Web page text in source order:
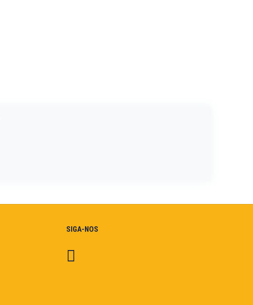
SIGA-NOS